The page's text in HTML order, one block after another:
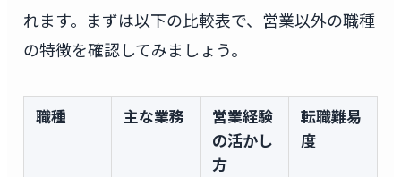
れます。まずは以下の比較表で、営業以外の職種
の特徴を確認してみましょう。
職種 主な業務
営業経験
の活かし
方
転職難易
度